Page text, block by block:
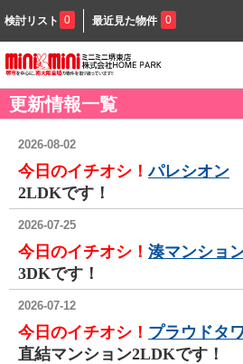
検討リスト 0 最近見た物件 0
更新情報一覧
2026-08-02
今日のイチオシ！パレシオン
2LDKです！
2026-07-25
今日のイチオシ！ 湊マンショ
3DKです！
2026-07-12
今日のイチオシ！ プラウドタ
直結マンション2LDKです！